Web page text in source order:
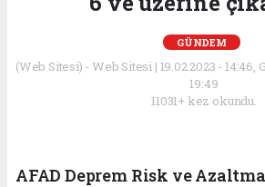
GÜNDEM
(Web Sitesi) - Web Sitesi | 19.02.2023 - 14:46,
19:49
11031+ kez okundu.
AFAD Deprem Risk ve